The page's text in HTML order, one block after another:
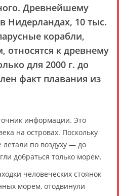
Древнейшему
Нидерландах, 10 тыс.
корабли,
относятся к древнему
для 2000 г. до
факт плавания из
информации. Это
на островах. Поскольку
по воздуху — до
добраться только морем.
человеческих стоянок
морем, отодвинули